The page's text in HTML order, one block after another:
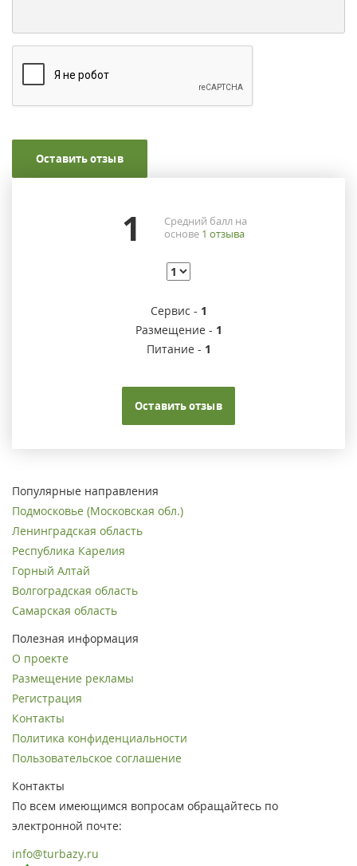
Оставить отзыв
1
Средний балл на
основе 1 отзыва
Сервис - 1
Размещение - 1
Питание - 1
Оставить отзыв
Популярные направления
Подмосковье (Московская обл.)
Ленинградская область
Республика Карелия
Горный Алтай
Волгоградская область
Самарская область
Полезная информация
О проекте
Размещение рекламы
Регистрация
Контакты
Политика конфиденциальности
Пользовательское соглашение
Контакты
По всем имеющимся вопросам обращайтесь по
электронной почте:
info@turbazy.ru